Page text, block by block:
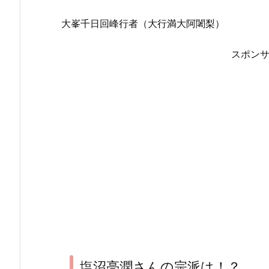
大峯千日回峰行者（大行満大阿闍梨）
スポン